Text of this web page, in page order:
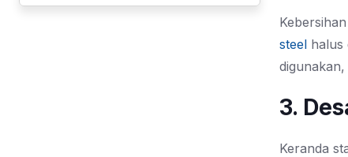
steel halus
3.
Keranda